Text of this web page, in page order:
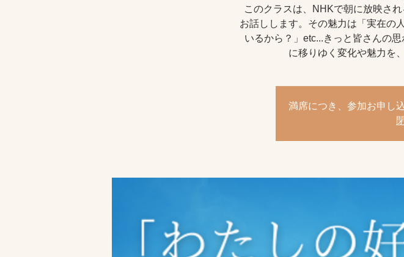
このクラスは、NHKで朝に放映さ
お話しします。その魅力は「実在の
いるから？」etc...きっと皆さんの
に移りゆく変化や魅力を
満席につき、参加お申し